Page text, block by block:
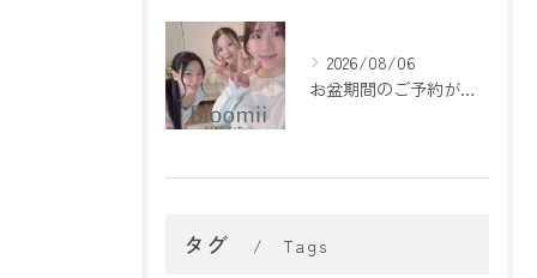
2026/08/06
お盆期間のご予約が埋まってきております🌻
タグ Tags